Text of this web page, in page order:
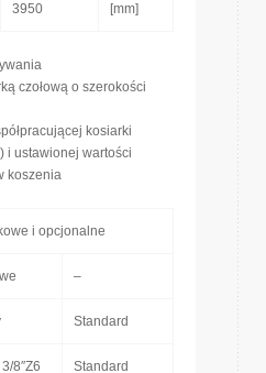
3950 [mm]
czołową o szerokości
kosiarki
i ustawionej wartości
koszenia
i opcjonalne
–
Standard
8″Z6 Standard